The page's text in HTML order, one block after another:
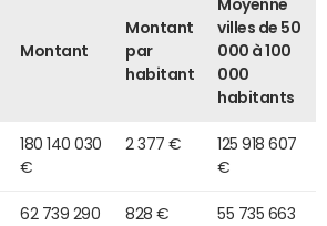
Montant
Montant
par
habitant
Moyenne
villes de 50
000 à 100
000
habitants
180 140 030
€
2 377 €
125 918 607
€
62 739 290
828 €
55 735 663